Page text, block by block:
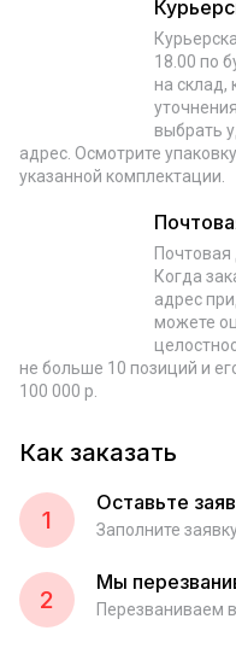
18.00 по
на склад,
выбрать
адрес. Осмотрите
указанной комплектации.
Почтовая
Когда
адрес
можете
не больше 10 позиций и
100 000 р.
Как заказать
1
Оставьте
Заполните
2
Мы
Перезваниваем